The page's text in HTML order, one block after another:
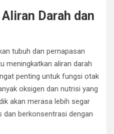
Darah dan
tubuh dan pernapasan
meningkatkan aliran darah
penting untuk fungsi otak
oksigen dan nutrisi yang
akan merasa lebih segar
berkonsentrasi dengan